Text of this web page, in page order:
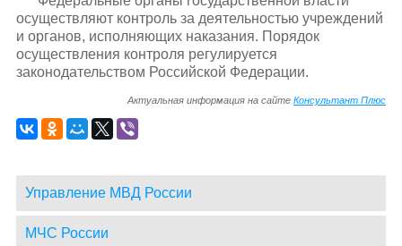
осуществляют контроль за деятельностью учреждений
и органов, исполняющих наказания. Порядок
осуществления контроля регулируется
законодательством Российской Федерации.
Актуальная информация на сайтеКонсультант Плюс
Управление МВД России
МЧС России